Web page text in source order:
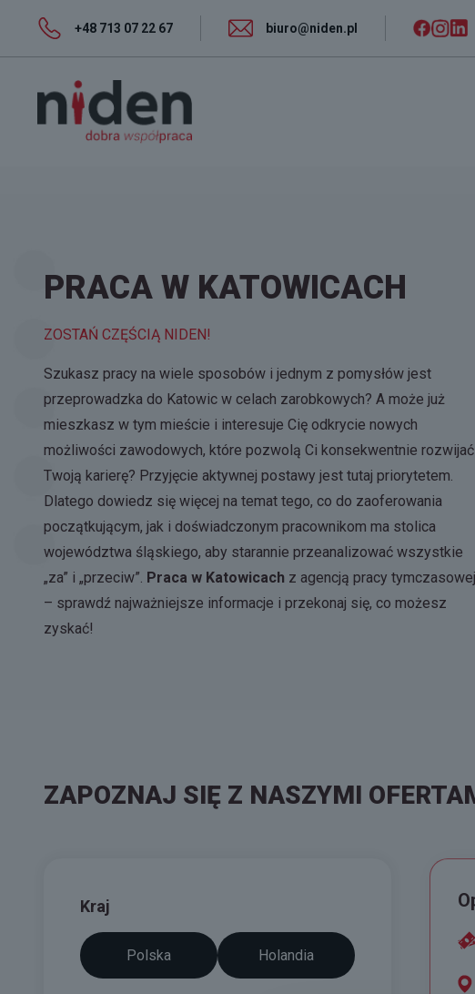
+48 713 07 22 67 biuro@niden.pl
PRACA W KATOWICACH
ZOSTAŃ CZĘŚCIĄ NIDEN!
Szukasz pracy na wiele sposobów i jednym z pomysłów jest
przeprowadzka do Katowic w celach zarobkowych? A może już
mieszkasz w tym mieście i interesuje Cię odkrycie nowych
możliwości zawodowych, które pozwolą Ci konsekwentnie rozwijać
Twoją karierę? Przyjęcie aktywnej postawy jest tutaj priorytetem.
Dlatego dowiedz się więcej na temat tego, co do zaoferowania
początkującym, jak i doświadczonym pracownikom ma stolica
województwa śląskiego, aby starannie przeanalizować wszystkie
„za” i „przeciw”. Praca w Katowicach z agencją pracy tymczasowej
– sprawdź najważniejsze informacje i przekonaj się, co możesz
zyskać!
ZAPOZNAJ SIĘ Z NASZYMI
Kraj
Polska Holandia